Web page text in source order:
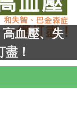
血壓、失
！